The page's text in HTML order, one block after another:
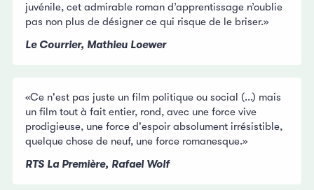
juvénile, cet admirable roman d’apprentissage n’oublie
pas non plus de désigner ce qui risque de le briser.»
Le Courrier, Mathieu Loewer
«Ce n'est pas juste un film politique ou social (...) mais
un film tout à fait entier, rond, avec une force vive
prodigieuse, une force d'espoir absolument irrésistible,
quelque chose de neuf, une force romanesque.»
RTS La Première, Rafael Wolf